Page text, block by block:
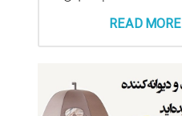
READ MORE